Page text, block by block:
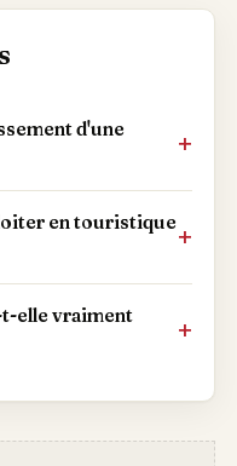
d'une
en touristique
t-elle vraiment